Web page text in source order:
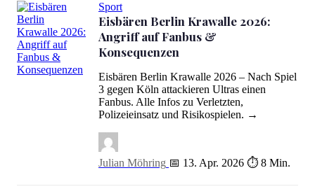
Eisbären Berlin Krawalle 2026: Angriff auf Fanbus &
Sport
Eisbären Berlin Krawalle 2026:
Angriff auf Fanbus &
Konsequenzen
Eisbären Berlin Krawalle 2026 – Nach Spiel
3 gegen Köln attackieren Ultras einen
Fanbus. Alle Infos zu Verletzten,
Polizeieinsatz und Risikospielen. →
Julian Möhring 📅 13. Apr. 2026 ⏱ 8 Min.